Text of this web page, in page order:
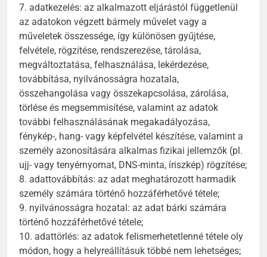
7. adatkezelés: az alkalmazott eljárástól függetlenül
az adatokon végzett bármely művelet vagy a
műveletek összessége, így különösen gyűjtése,
felvétele, rögzítése, rendszerezése, tárolása,
megváltoztatása, felhasználása, lekérdezése,
továbbítása, nyilvánosságra hozatala,
összehangolása vagy összekapcsolása, zárolása,
törlése és megsemmisítése, valamint az adatok
további felhasználásának megakadályozása,
fénykép-, hang- vagy képfelvétel készítése, valamint a
személy azonosítására alkalmas fizikai jellemzők (pl.
ujj- vagy tenyérnyomat, DNS-minta, íriszkép) rögzítése;
8. adattovábbítás: az adat meghatározott harmadik
személy számára történő hozzáférhetővé tétele;
9. nyilvánosságra hozatal: az adat bárki számára
történő hozzáférhetővé tétele;
10. adattörlés: az adatok felismerhetetlenné tétele oly
módon, hogy a helyreállításuk többé nem lehetséges;